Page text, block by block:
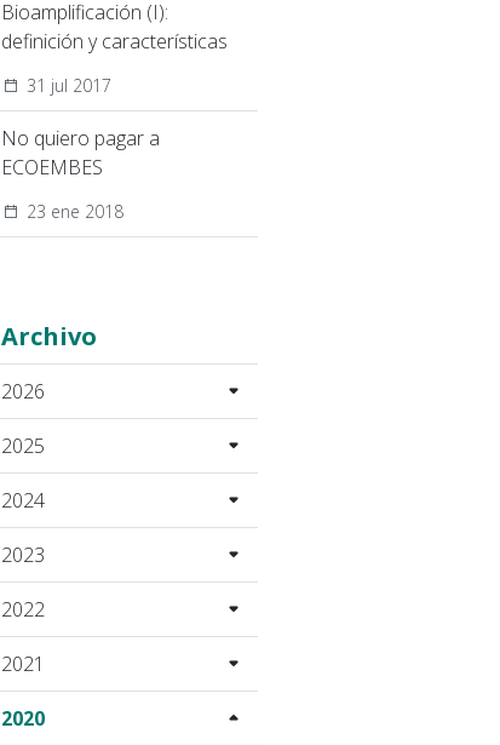
Bioamplificación (I):
definición y características
31 jul 2017
No quiero pagar a
ECOEMBES
23 ene 2018
Archivo
2026
2025
2024
2023
2022
2021
2020